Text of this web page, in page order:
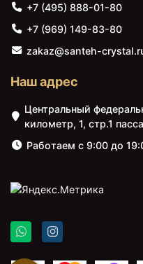
+7 (495) 888-01-80
+7 (969) 149-83-80
zakaz@santeh-
Наш адрес
Центральный
километр, 1, стр.1
Работаем с 9:00 до